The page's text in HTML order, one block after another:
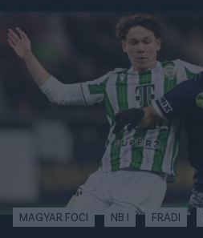
MAGYAR FOCI NB I FRADI